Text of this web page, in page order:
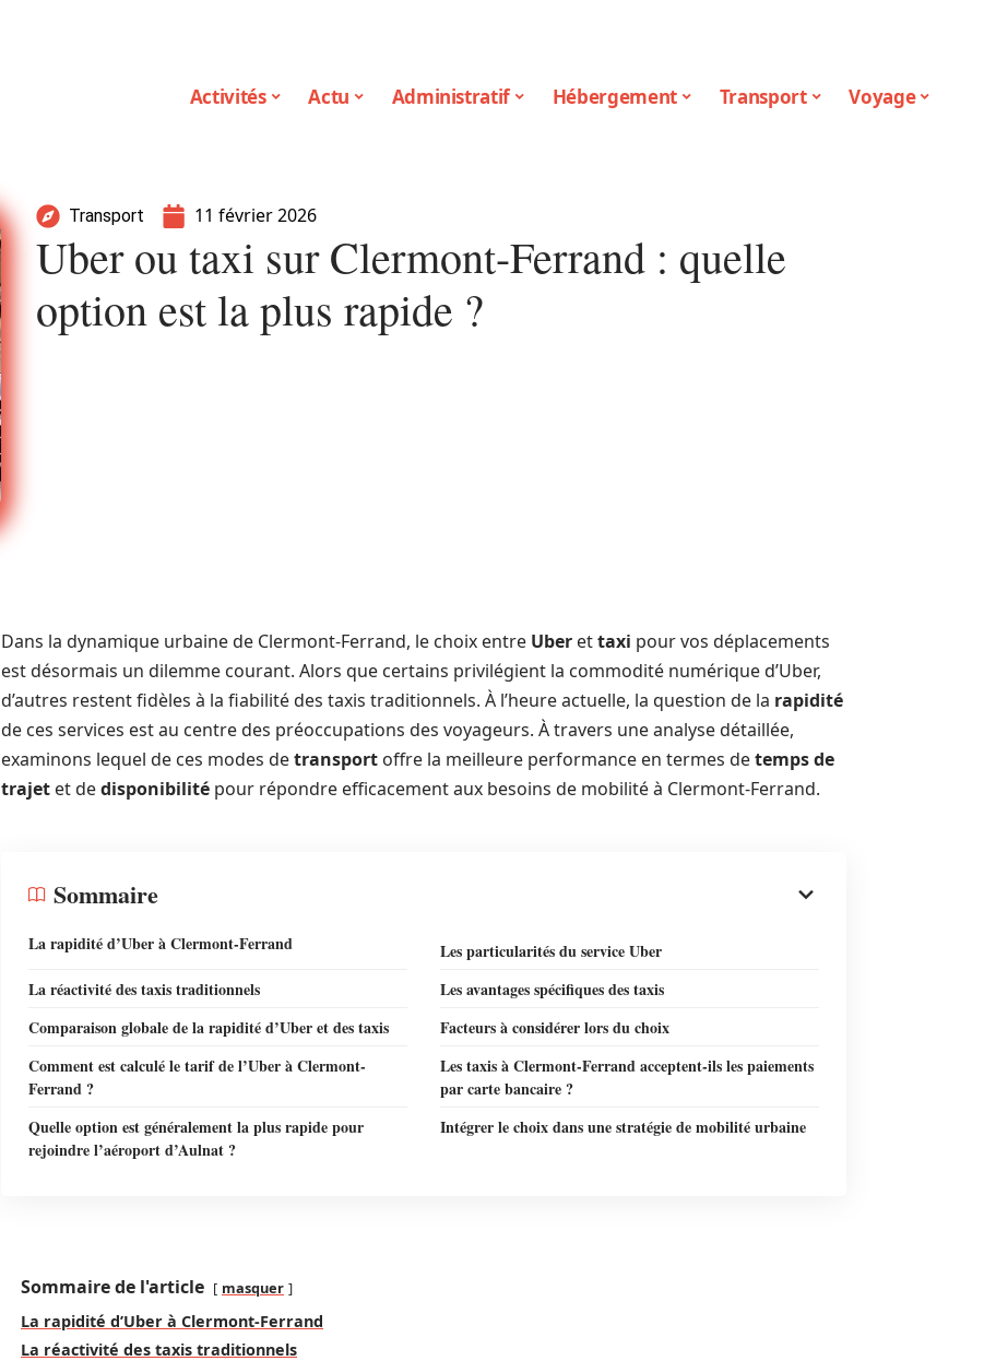
Activités Actu Administratif Hébergement Transport Voyage
Transport 11 février 2026
Uber ou taxi sur Clermont-Ferrand : quelle
option est la plus rapide ?
Dans la dynamique urbaine de Clermont-Ferrand, le choix entre Uber ettaxi pour vos déplacements
est désormais un dilemme courant. Alors que certains privilégient la commodité numérique d’Uber,
d’autres restent fidèles à la fiabilité des taxis traditionnels. À l’heure actuelle, la question de la rapidité
de ces services est au centre des préoccupations des voyageurs. À travers une analyse détaillée,
examinons lequel de ces modes detransport offre la meilleure performance en termes detemps de
trajet et dedisponibilité pour répondre efficacement aux besoins de mobilité à Clermont-Ferrand.
Sommaire
La rapidité d’Uber à Clermont-Ferrand
Les particularités du service Uber
La réactivité des taxis traditionnels
Les avantages spécifiques des taxis
Comparaison globale de la rapidité d’Uber et des taxis
Facteurs à considérer lors du choix
Comment est calculé le tarif de l’Uber à Clermont-
Ferrand ?
Les taxis à Clermont-Ferrand acceptent-ils les paiements
par carte bancaire ?
Quelle option est généralement la plus rapide pour
rejoindre l’aéroport d’Aulnat ?
Intégrer le choix dans une stratégie de mobilité urbaine
Sommaire de l'article masquer
La rapidité d’Uber à Clermont-Ferrand
La réactivité des taxis traditionnels